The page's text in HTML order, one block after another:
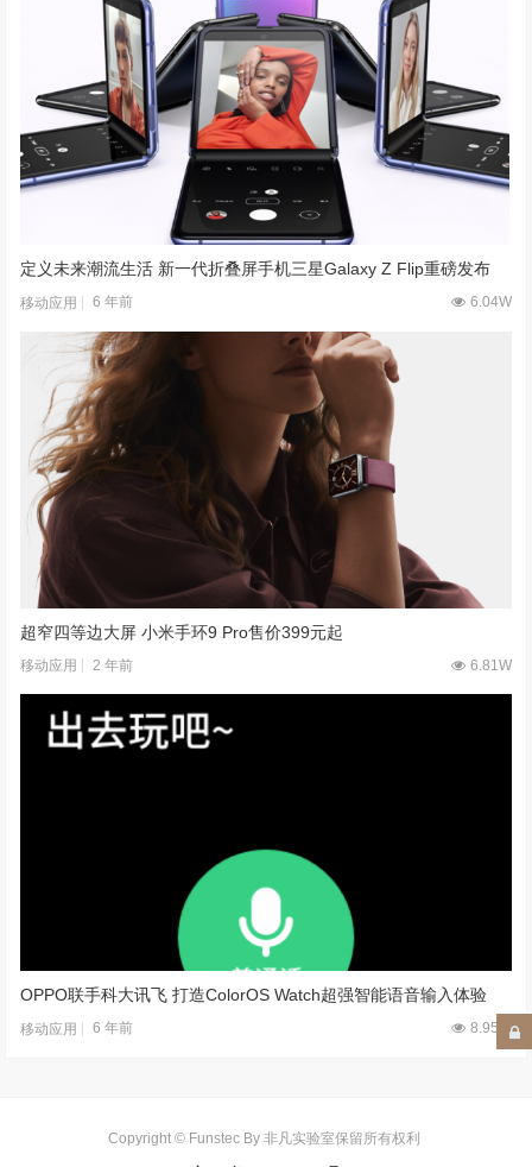
定义未来潮流生活 新一代折叠屏手机三星Galaxy Z Flip重磅发布
移动应用 6 年前 6.04W
超窄四等边大屏 小米手环9 Pro售价399元起
移动应用 2 年前 6.81W
OPPO联手科大讯飞 打造ColorOS Watch超强智能语音输入体验
移动应用 6 年前 8.95W
Copyright © Funstec By 非凡实验室保留所有权利